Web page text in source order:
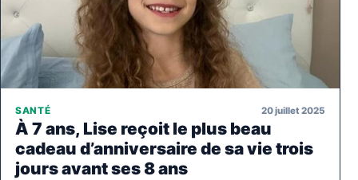
SANTÉ 20 juillet 2025
À 7 ans, Lise reçoit le plus beau
cadeau d’anniversaire de sa vie trois
jours avant ses 8 ans